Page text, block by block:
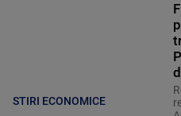
STIRI ECONOMICE